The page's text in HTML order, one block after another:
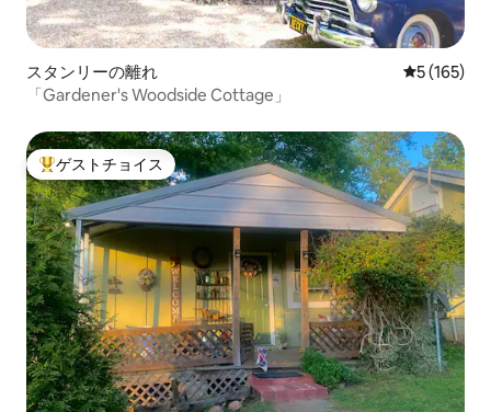
スタンリーの離れ レビュー
5 (165)
「Gardener's Woodside Cottage」
大好評のゲストチョイスです。
ゲストチョイス